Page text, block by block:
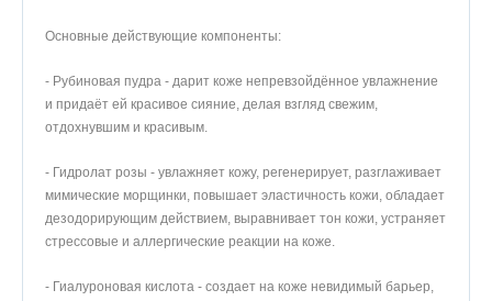
Основные действующие компоненты:
- Рубиновая пудра - дарит коже непревзойдённое увлажнение
и придаёт ей красивое сияние, делая взгляд свежим,
отдохнувшим и красивым.
- Гидролат розы - увлажняет кожу, регенерирует, разглаживает
мимические морщинки, повышает эластичность кожи, обладает
дезодорирующим действием, выравнивает тон кожи, устраняет
стрессовые и аллергические реакции на коже.
- Гиалуроновая кислота - создает на коже невидимый барьер,